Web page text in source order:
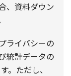
、資料ダウン
ライバシーの
統計データの
。ただし、